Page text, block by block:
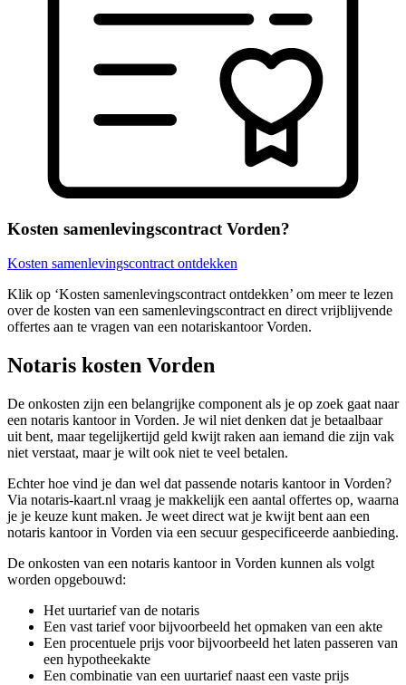
Kosten samenlevingscontract Vorden?
Kosten samenlevingscontract ontdekken
Klik op ‘Kosten samenlevingscontract ontdekken’ om meer te lezen
over de kosten van een samenlevingscontract en direct vrijblijvende
offertes aan te vragen van een notariskantoor Vorden.
Notaris kosten Vorden
De onkosten zijn een belangrijke component als je op zoek gaat naar
een notaris kantoor in Vorden. Je wil niet denken dat je betaalbaar
uit bent, maar tegelijkertijd geld kwijt raken aan iemand die zijn vak
niet verstaat, maar je wilt ook niet te veel betalen.
Echter hoe vind je dan wel dat passende notaris kantoor in Vorden?
Via notaris-kaart.nl vraag je makkelijk een aantal offertes op, waarna
je je keuze kunt maken. Je weet direct wat je kwijt bent aan een
notaris kantoor in Vorden via een secuur gespecificeerde aanbieding.
De onkosten van een notaris kantoor in Vorden kunnen als volgt
worden opgebouwd:
Het uurtarief van de notaris
Een vast tarief voor bijvoorbeeld het opmaken van een akte
Een procentuele prijs voor bijvoorbeeld het laten passeren van
een hypotheekakte
Een combinatie van een uurtarief naast een vaste prijs